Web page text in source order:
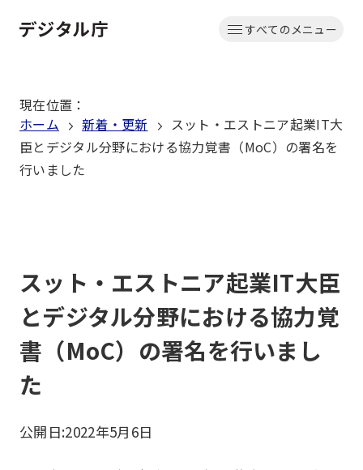
文
動
すべてのメニュー
現在位置 ：
ホーム
新着・更新
スット・エストニア起業IT大
臣とデジタル分野における協力覚書（MoC）の署名を
行いました
スット・エストニア起業IT大臣
とデジタル分野における協力覚
書（MoC）の署名を行いまし
た
公開日:2022年5月6日